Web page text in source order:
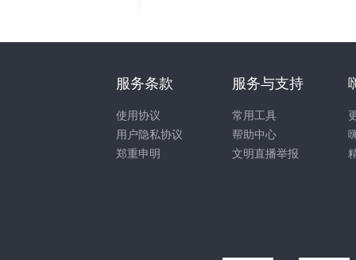
服务与支持
常用工具
帮助中心
文明直播举报
服务条款
使用协议
用户隐私协议
郑重申明